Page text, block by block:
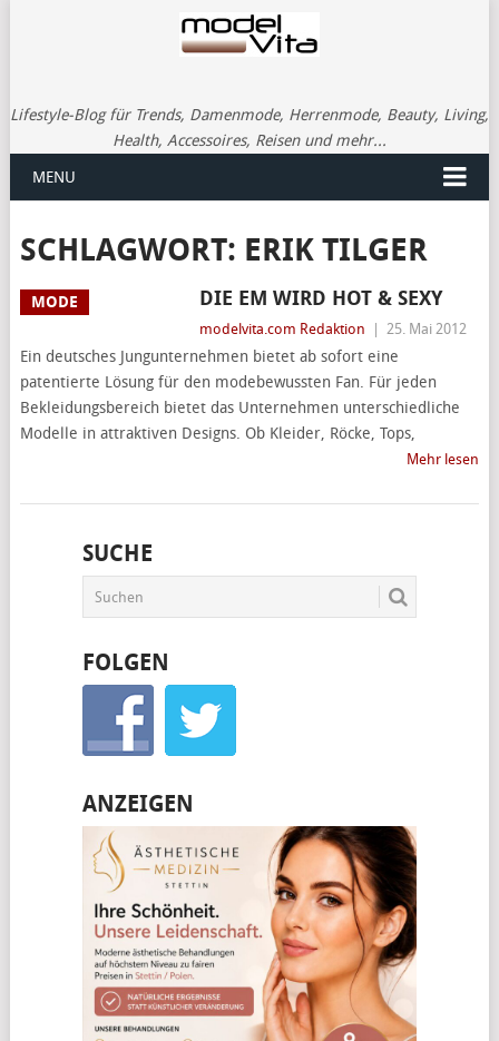
Lifestyle-Blog für Trends, Damenmode, Herrenmode, Beauty, Living,
Health, Accessoires, Reisen und mehr...
MENU
SCHLAGWORT: ERIK TILGER
MODE DIE EM WIRD HOT & SEXY
modelvita.com Redaktion 25. Mai 2012
Ein deutsches Jungunternehmen bietet ab sofort eine
patentierte Lösung für den modebewussten Fan. Für jeden
Bekleidungsbereich bietet das Unternehmen unterschiedliche
Modelle in attraktiven Designs. Ob Kleider, Röcke, Tops,
Mehr lesen
SUCHE
FOLGEN
ANZEIGEN